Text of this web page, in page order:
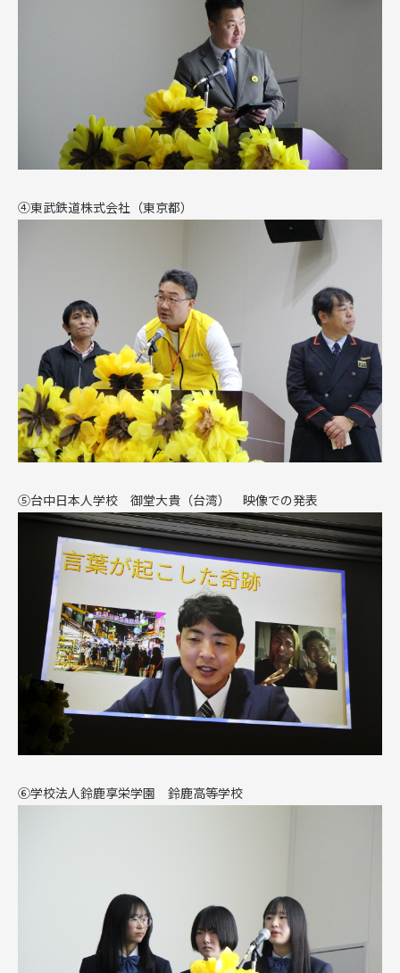
④東武鉄道株式会社（東京都）
⑤台中日本人学校 御堂大貴（台湾） 映像での発表
⑥学校法人鈴鹿享栄学園 鈴鹿高等学校